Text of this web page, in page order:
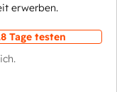
erwerben.
Tage testen